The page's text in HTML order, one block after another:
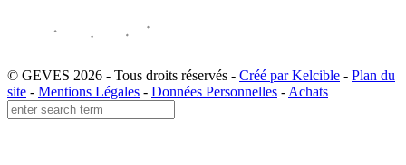
© GEVES 2026 - Tous droits réservés - Créé par Kelcible - Plan du
site - Mentions Légales - Données Personnelles - Achats